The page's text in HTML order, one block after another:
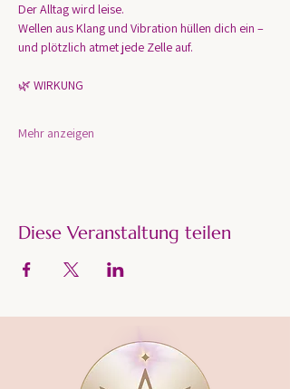
Der Alltag wird leise.
Wellen aus Klang und Vibration hüllen dich ein –
und plötzlich atmet jede Zelle auf.
🌿 WIRKUNG
Mehr anzeigen
Diese Veranstaltung teilen